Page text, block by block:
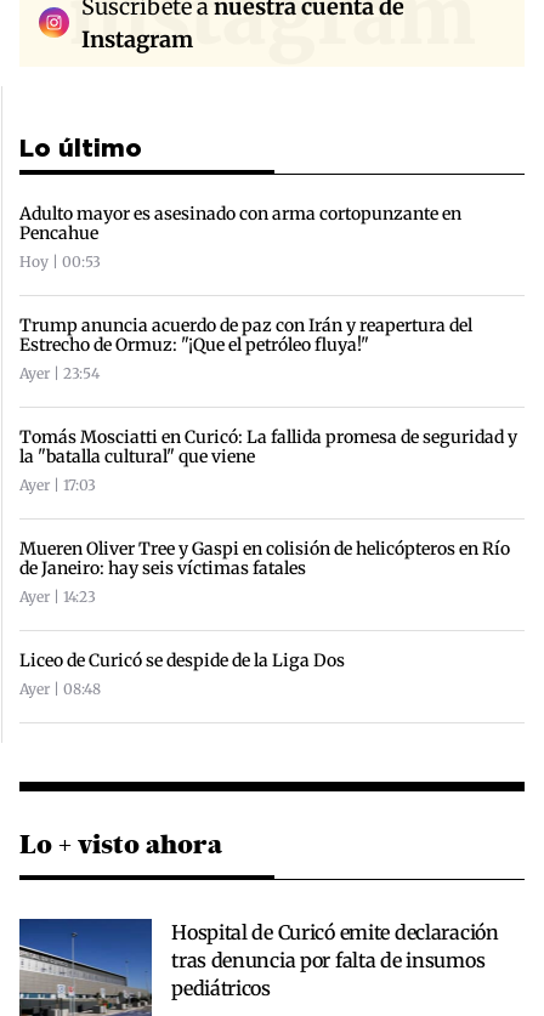
Suscríbete anuestra cuenta de
Instagram
Lo último
Adulto mayor es asesinado con arma cortopunzante en
Pencahue
Hoy | 00:53
Trump anuncia acuerdo de paz con Irán y reapertura del
Estrecho de Ormuz: "¡Que el petróleo fluya!"
Ayer | 23:54
Tomás Mosciatti en Curicó: La fallida promesa de seguridad y
la "batalla cultural" que viene
Ayer | 17:03
Mueren Oliver Tree y Gaspi en colisión de helicópteros en Río
de Janeiro: hay seis víctimas fatales
Ayer | 14:23
Liceo de Curicó se despide de la Liga Dos
Ayer | 08:48
Lo + visto ahora
Hospital de Curicó emite declaración
tras denuncia por falta de insumos
pediátricos